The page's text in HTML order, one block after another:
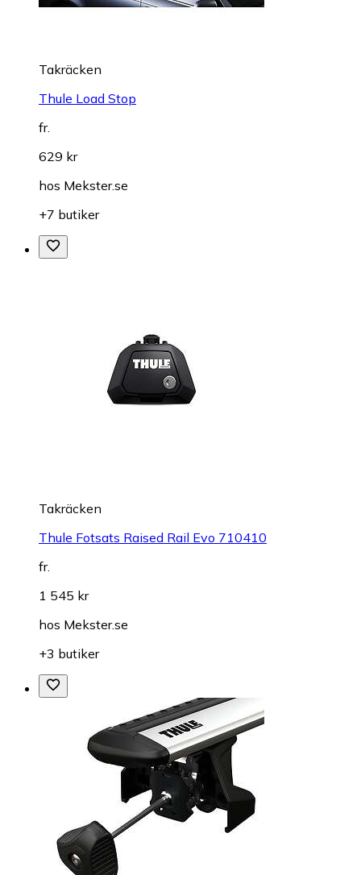
Takräcken
Thule Load Stop
fr.
629 kr
hos Mekster.se
+7 butiker
Takräcken
Thule Fotsats Raised Rail Evo 710410
fr.
1 545 kr
hos Mekster.se
+3 butiker